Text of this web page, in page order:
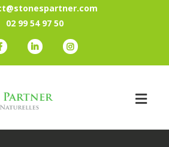
02 99 54 97 50